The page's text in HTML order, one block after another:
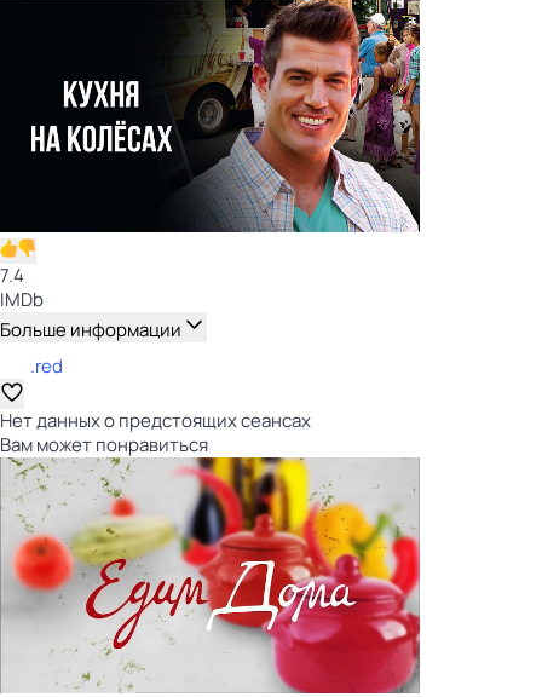
7.4
IMDb
Больше информации
.red
Нет данных о предстоящих сеансах
Вам может понравиться